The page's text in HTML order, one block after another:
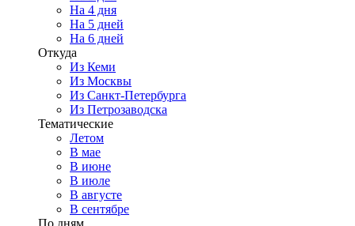
На 4 дня
На 5 дней
На 6 дней
Откуда
Из Кеми
Из Москвы
Из Санкт-Петербурга
Из Петрозаводска
Тематические
Летом
В мае
В июне
В июле
В августе
В сентябре